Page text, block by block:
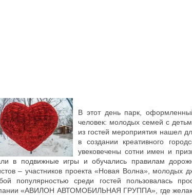
В этот день парк,
человек: молодых семей с
из гостей мероприятия нашел
в создании креативного
увековечены сотни имен и
в подвижные игры и обучались правилам
– участников проекта «Новая Волна», молодых
популярностью среди гостей пользовалась
«АВИЛОН АВТОМОБИЛЬНАЯ ГРУППА», где